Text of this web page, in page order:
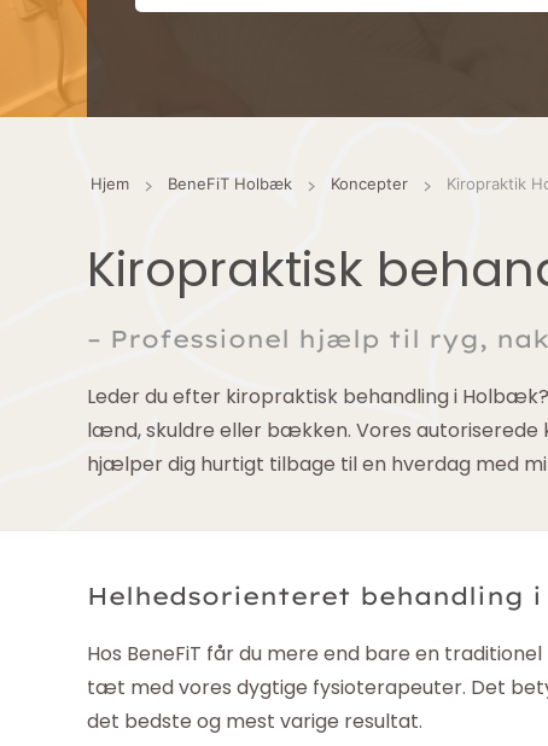
Hjem BeneFiT Holbæk Koncepter Kiropraktik
Kiropraktisk
– Professionel hjælp til ryg,
Leder du efter kiropraktisk behandling i
lænd, skuldre eller bækken. Vores
hjælper dig hurtigt tilbage til en hverdag med
Helhedsorienteret behandling
Hos BeneFiT får du mere end bare en
tæt med vores dygtige fysioterapeuter. Det
det bedste og mest varige resultat.